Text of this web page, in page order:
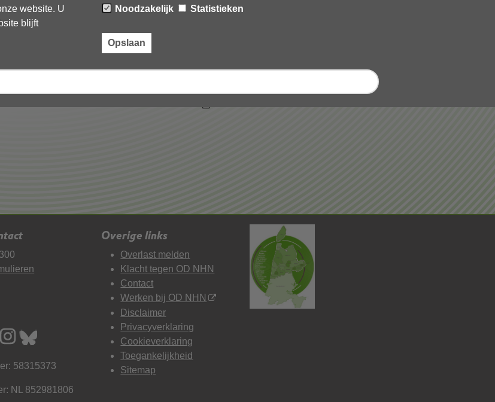
website. U
blijft
Noodzakelijk
Statistieken
Opslaan
downloaden.
80a zwaag 16 okt 2025 omg-
58315373
NL 852981806
Overige links
Overlast melden
Klacht tegen OD NHN
Contact
Werken bij OD NHN
Disclaimer
Privacyverklaring
Cookieverklaring
Toegankelijkheid
Sitemap